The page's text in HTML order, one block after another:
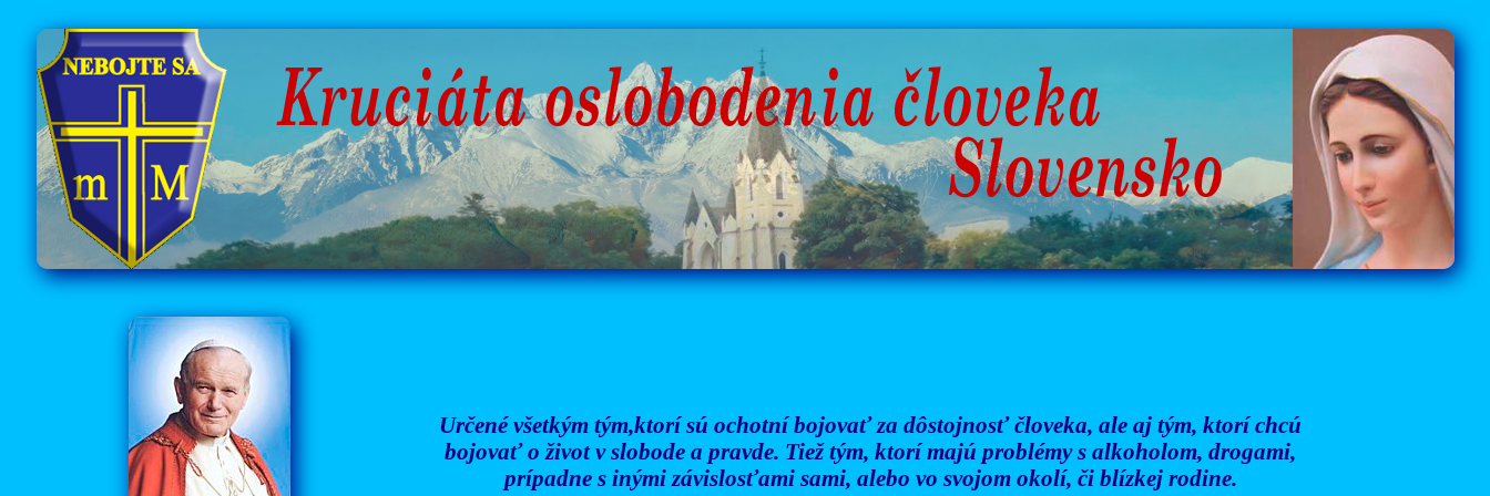
Určené všetkým tým,ktorí sú ochotní bojovať za dôstojnosť človeka, ale aj tým, ktorí chcú
bojovať o život v slobode a pravde. Tiež tým, ktorí majú problémy s alkoholom, drogami,
prípadne s inými závislosťami sami, alebo vo svojom okolí, či blízkej rodine.